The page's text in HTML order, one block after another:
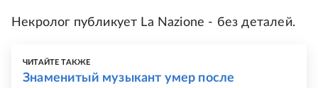
Некролог публикует La Nazione - без деталей.
ЧИТАЙТЕ ТАКЖЕ
Знаменитый музыкант умер после